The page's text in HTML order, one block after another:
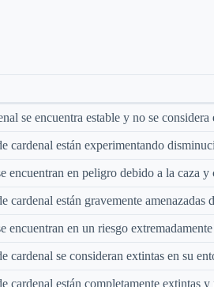
se encuentra estable y no se
cardenal están experimentando
encuentran en peligro debido a la caza
cardenal están gravemente
encuentran en un riesgo
cardenal se consideran extintas en su
cardenal están completamente extintas